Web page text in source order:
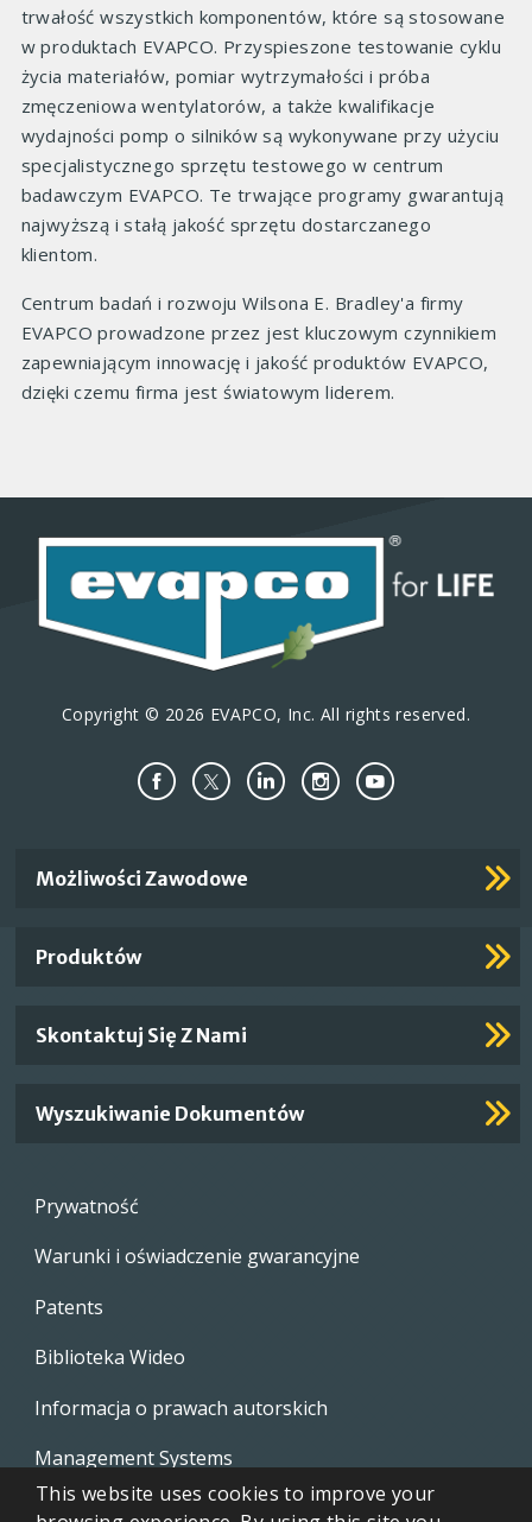
trwałość wszystkich komponentów, które są stosowane
w produktach EVAPCO. Przyspieszone testowanie cyklu
życia materiałów, pomiar wytrzymałości i próba
zmęczeniowa wentylatorów, a także kwalifikacje
wydajności pomp o silników są wykonywane przy użyciu
specjalistycznego sprzętu testowego w centrum
badawczym EVAPCO. Te trwające programy gwarantują
najwyższą i stałą jakość sprzętu dostarczanego
klientom.
Centrum badań i rozwoju Wilsona E. Bradley'a firmy
EVAPCO prowadzone przez jest kluczowym czynnikiem
zapewniającym innowację i jakość produktów EVAPCO,
dzięki czemu firma jest światowym liderem.
Copyright © 2026 EVAPCO, Inc. All rights reserved.
Important
Możliwości Zawodowe
Produktów
Skontaktuj Się Z Nami
Wyszukiwanie Dokumentów
Footer
Prywatność
Warunki i oświadczenie gwarancyjne
Patents
Biblioteka Wideo
Informacja o prawach autorskich
Management Systems
Whistleblowing Policies
This website uses cookies to improve your